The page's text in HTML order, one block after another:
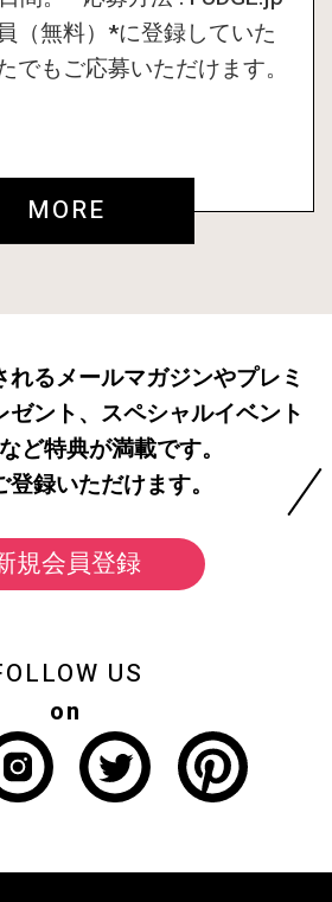
（無料）*に登録していた
でもご応募いただけます。
MORE
るメールマガジンやプレミ
ゼント、スペシャルイベント
ど特典が満載です。
録いただけます。
規会員登録
US
on